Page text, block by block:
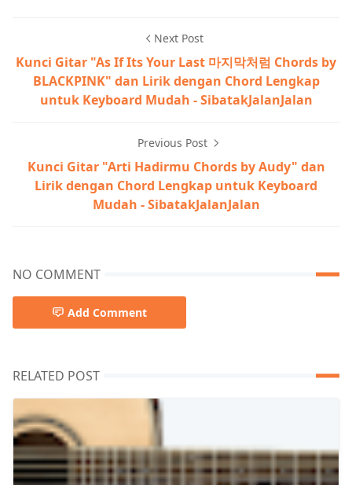
Next Post
Kunci Gitar "As If Its Your Last 마지막처럼 Chords by
BLACKPINK" dan Lirik dengan Chord Lengkap
untuk Keyboard Mudah - SibatakJalanJalan
Previous Post
Kunci Gitar "Arti Hadirmu Chords by Audy" dan
Lirik dengan Chord Lengkap untuk Keyboard
Mudah - SibatakJalanJalan
NO COMMENT
Add Comment
RELATED POST